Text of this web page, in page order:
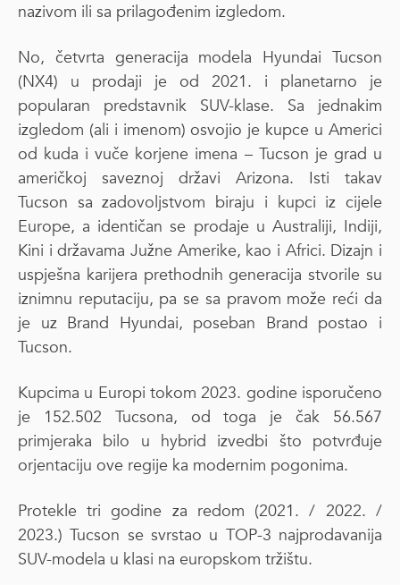
nazivom ili sa prilagođenim izgledom.
No, četvrta generacija modela Hyundai Tucson
(NX4) u prodaji je od 2021. i planetarno je
popularan predstavnik SUV-klase. Sa jednakim
izgledom (ali i imenom) osvojio je kupce u Americi
od kuda i vuče korjene imena – Tucson je grad u
američkoj saveznoj državi Arizona. Isti takav
Tucson sa zadovoljstvom biraju i kupci iz cijele
Europe, a identičan se prodaje u Australiji, Indiji,
Kini i državama Južne Amerike, kao i Africi. Dizajn i
uspješna karijera prethodnih generacija stvorile su
iznimnu reputaciju, pa se sa pravom može reći da
je uz Brand Hyundai, poseban Brand postao i
Tucson.
Kupcima u Europi tokom 2023. godine isporučeno
je 152.502 Tucsona, od toga je čak 56.567
primjeraka bilo u hybrid izvedbi što potvrđuje
orjentaciju ove regije ka modernim pogonima.
Protekle tri godine za redom (2021. / 2022. /
2023.) Tucson se svrstao u TOP-3 najprodavanija
SUV-modela u klasi na europskom tržištu.